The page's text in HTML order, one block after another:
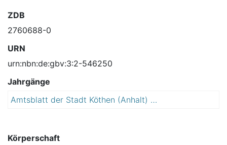
ZDB
2760688-0
URN
urn:nbn:de:gbv:3:2-546250
Jahrgänge
Amtsblatt der Stadt Köthen (Anhalt) : Bürgerzeitung mit amtlichen Bekanntmachungen
Körperschaft